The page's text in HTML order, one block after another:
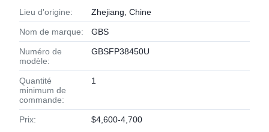
Lieu d'origine: Zhejiang, Chine
Nom de marque: GBS
Numéro de
modèle:
GBSFP38450U
Quantité
minimum de
commande:
1
Prix: $4,600-4,700